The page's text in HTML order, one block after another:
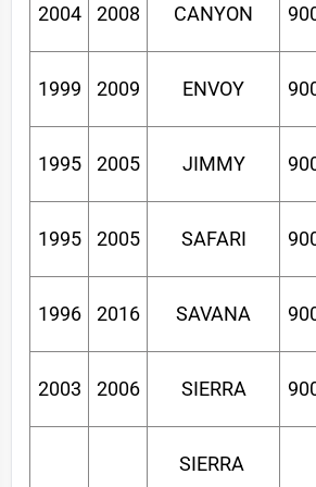
2004 2008 CANYON
1999 2009 ENVOY
1995 2005 JIMMY
1995 2005 SAFARI
1996 2016 SAVANA
2003 2006 SIERRA
SIERRA